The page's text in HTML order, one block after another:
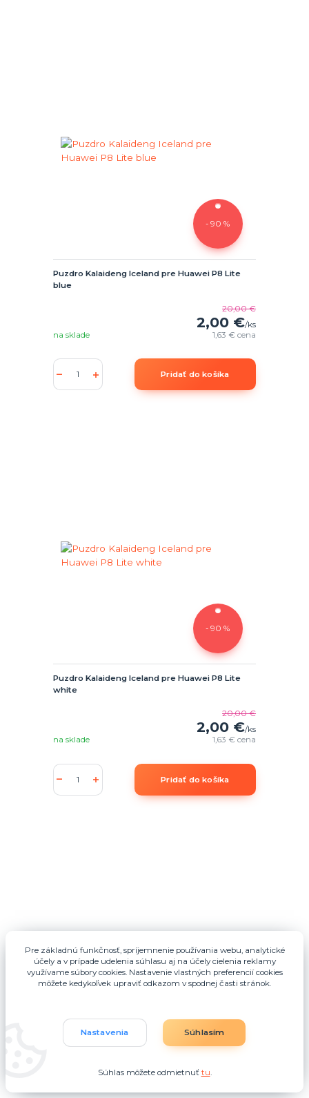
- 90 %
Puzdro Kalaideng Iceland pre Huawei P8 Lite
blue
20,00 €
2,00 €/ks
1,63 €cena
na sklade
Pridať do košíka
- 90 %
Puzdro Kalaideng Iceland pre Huawei P8 Lite
white
20,00 €
2,00 €/ks
1,63 €cena
na sklade
Pridať do košíka
- 80 %
Pre základnú funkčnosť, spríjemnenie používania webu, analytické
účely a v prípade udelenia súhlasu aj na účely cielenia reklamy
využívame súbory cookies. Nastavenie vlastných preferencií cookies
môžete kedykoľvek upraviť odkazom v spodnej časti stránok.
Nastavenia Súhlasím
Súhlas môžete odmietnuť tu.